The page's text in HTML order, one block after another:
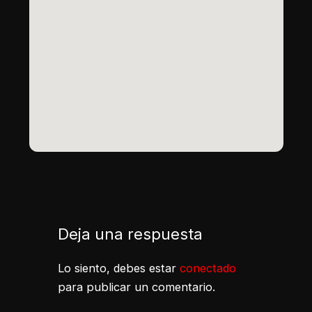
Deja una respuesta
Lo siento, debes estar conectado
para publicar un comentario.